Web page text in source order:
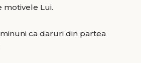
motivele Lui.
ca daruri din partea